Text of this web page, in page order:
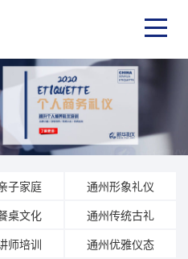
子家庭
通州形象礼仪
桌文化
通州传统古礼
师培训
通州优雅仪态